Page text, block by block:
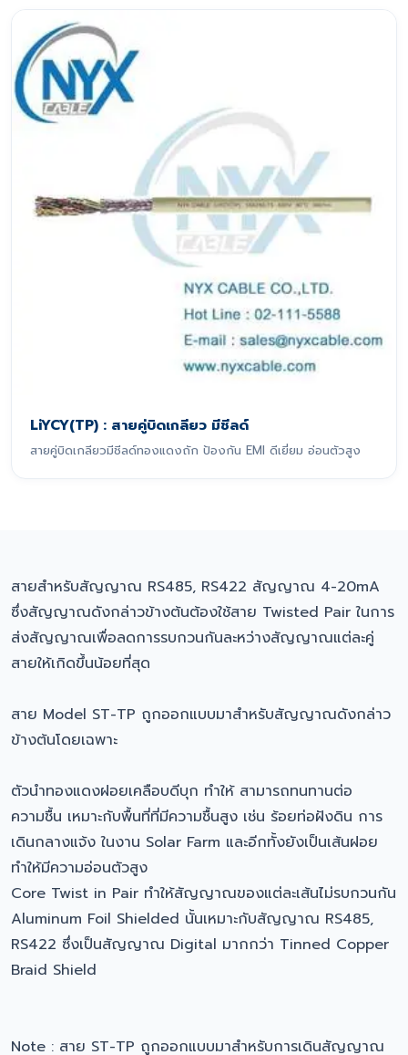
LiYCY(TP) : สายคู่บิดเกลียว มีชีลด์
สายคู่บิดเกลียวมีชีลด์ทองแดงถัก ป้องกัน EMI ดีเยี่ยม อ่อนตัวสูง
สายสำหรับสัญญาณ RS485, RS422 สัญญาณ 4-20mA
ซึ่งสัญญาณดังกล่าวข้างต้นต้องใช้สาย Twisted Pair ในการ
ส่งสัญญาณเพื่อลดการรบกวนกันละหว่างสัญญาณแต่ละคู่
สายให้เกิดขึ้นน้อยที่สุด
สาย Model ST-TP ถูกออกแบบมาสำหรับสัญญาณดังกล่าว
ข้างต้นโดยเฉพาะ
ตัวนำทองแดงฝอยเคลือบดีบุก ทำให้ สามารถทนทานต่อ
ความชื้น เหมาะกับพื้นที่ที่มีความชื้นสูง เช่น ร้อยท่อฝังดิน การ
เดินกลางแจ้ง ในงาน Solar Farm และอีกทั้งยังเป็นเส้นฝอย
ทำให้มีความอ่อนตัวสูง
Core Twist in Pair ทำให้สัญญาณของแต่ละเส้นไม่รบกวนกัน
Aluminum Foil Shielded นั้นเหมาะกับสัญญาณ RS485,
RS422 ซึ่งเป็นสัญญาณ Digital มากกว่า Tinned Copper
Braid Shield
Note : สาย ST-TP ถูกออกแบบมาสำหรับการเดินสัญญาณ